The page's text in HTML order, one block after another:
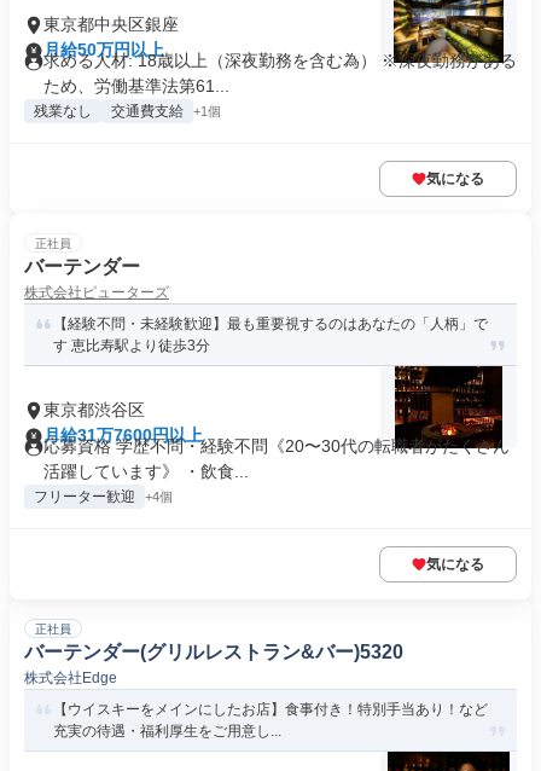
東京都中央区銀座
月給50万円以上
求める人材: 18歳以上（深夜勤務を含む為） ※深夜勤務がある
ため、労働基準法第61...
残業なし 交通費支給 +1個
気になる
正社員
バーテンダー
株式会社ピューターズ
【経験不問・未経験歓迎】最も重要視するのはあなたの「人柄」で
す 恵比寿駅より徒歩3分
東京都渋谷区
月給31万7600円以上
応募資格 学歴不問・経験不問《20〜30代の転職者がたくさん
活躍しています》 ・飲食...
フリーター歓迎 +4個
気になる
正社員
バーテンダー(グリルレストラン&バー)5320
株式会社Edge
【ウイスキーをメインにしたお店】食事付き！特別手当あり！など
充実の待遇・福利厚生をご用意し...